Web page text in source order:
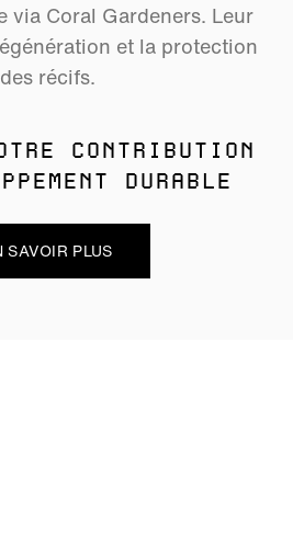
via Coral Gardeners. Leur
et la protection
des récifs.
CONTRIBUTION
DURABLE
SAVOIR PLUS